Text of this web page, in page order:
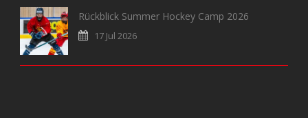
Rückblick Summer Hockey Camp 2026
17 Jul 2026